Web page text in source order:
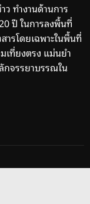
ว ทำงานด้านการ
ปี ในการลงพื้นที่
ารโดยเฉพาะในพื้นที่
เที่ยงตรง แม่นยำ
กจรรยาบรรณใน